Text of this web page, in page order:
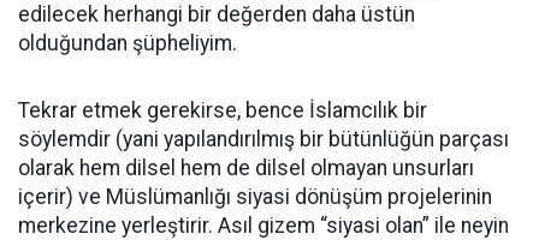
edilecek herhangi bir değerden daha üstün
olduğundan şüpheliyim.
Tekrar etmek gerekirse, bence İslamcılık bir
söylemdir (yani yapılandırılmış bir bütünlüğün parçası
olarak hem dilsel hem de dilsel olmayan unsurları
içerir) ve Müslümanlığı siyasi dönüşüm projelerinin
merkezine yerleştirir. Asıl gizem “siyasi olan” ile neyin